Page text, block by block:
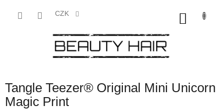
CZK
Tangle Teezer® Original Mini Unicorn
Magic Print